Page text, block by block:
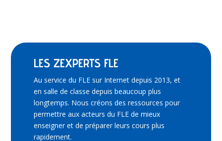
LES ZEXPERTS FLE
Au service du FLE sur Internet depuis 2013, et
en salle de classe depuis beaucoup plus
longtemps. Nous créons des ressources pour
permettre aux acteurs du FLE de mieux
enseigner et de préparer leurs cours plus
rapidement.